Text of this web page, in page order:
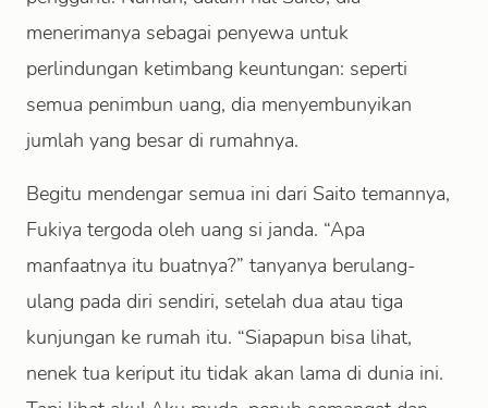
menerimanya sebagai penyewa untuk
perlindungan ketimbang keuntungan: seperti
semua penimbun uang, dia menyembunyikan
jumlah yang besar di rumahnya.
Begitu mendengar semua ini dari Saito temannya,
Fukiya tergoda oleh uang si janda. “Apa
manfaatnya itu buatnya?” tanyanya berulang-
ulang pada diri sendiri, setelah dua atau tiga
kunjungan ke rumah itu. “Siapapun bisa lihat,
nenek tua keriput itu tidak akan lama di dunia ini.